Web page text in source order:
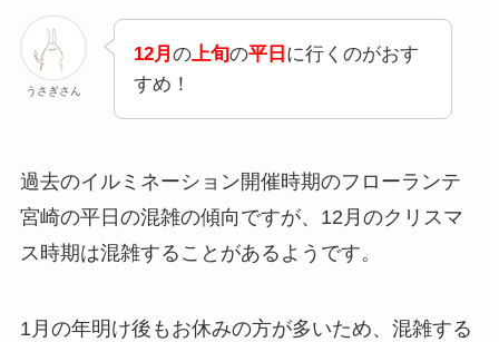
うさぎさん
12月 の上旬の平日 に行くのがおす
すめ！
過去のイルミネーション開催時期のフローランテ
宮崎の平日の混雑の傾向ですが、12月のクリスマ
ス時期は混雑することがあるようです。
1月の年明け後もお休みの方が多いため、混雑する